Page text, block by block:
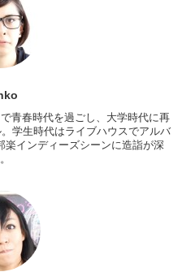
to be able to do?
bit and do the
able to do those twirls. I want
?
.
青春時代を過ごし、大学時代に再
学生時代はライブハウスでアルバ
楽インディーズシーンに造詣が深